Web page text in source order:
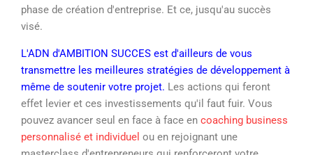
phase de création d'entreprise. Et ce, jusqu'au succès
visé.
L'ADN d'AMBITION SUCCES est d'ailleurs de vous
transmettre les meilleures stratégies de développement à
même de soutenir votre projet. Les actions qui feront
effet levier et ces investissements qu'il faut fuir. Vous
pouvez avancer seul en face à face en coaching business
personnalisé et individuel ou en rejoignant une